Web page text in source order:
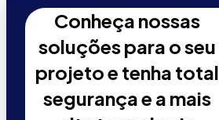
Conheça nossas
soluções para o seu
projeto e tenha total
segurança e a mais